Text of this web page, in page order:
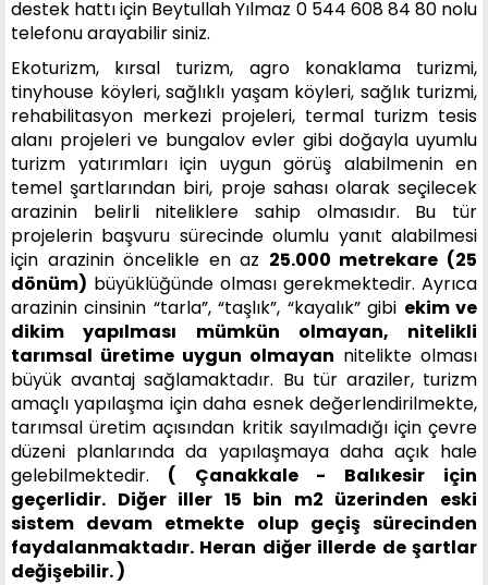
destek hattı için Beytullah Yılmaz 0 544 608 84 80 nolu
telefonu arayabilir siniz.
Ekoturizm, kırsal turizm, agro konaklama turizmi,
tinyhouse köyleri, sağlıklı yaşam köyleri, sağlık turizmi,
rehabilitasyon merkezi projeleri, termal turizm tesis
alanı projeleri ve bungalov evler gibi doğayla uyumlu
turizm yatırımları için uygun görüş alabilmenin en
temel şartlarından biri, proje sahası olarak seçilecek
arazinin belirli niteliklere sahip olmasıdır. Bu tür
projelerin başvuru sürecinde olumlu yanıt alabilmesi
için arazinin öncelikle en az 25.000 metrekare (25
dönüm) büyüklüğünde olması gerekmektedir. Ayrıca
arazinin cinsinin “tarla”, “taşlık”, “kayalık” gibi ekim ve
dikim yapılması mümkün olmayan, nitelikli
tarımsal üretime uygun olmayan nitelikte olması
büyük avantaj sağlamaktadır. Bu tür araziler, turizm
amaçlı yapılaşma için daha esnek değerlendirilmekte,
tarımsal üretim açısından kritik sayılmadığı için çevre
düzeni planlarında da yapılaşmaya daha açık hale
gelebilmektedir. ( Çanakkale - Balıkesir için
geçerlidir. Diğer iller 15 bin m2 üzerinden eski
sistem devam etmekte olup geçiş sürecinden
faydalanmaktadır. Heran diğer illerde de şartlar
değişebilir. )